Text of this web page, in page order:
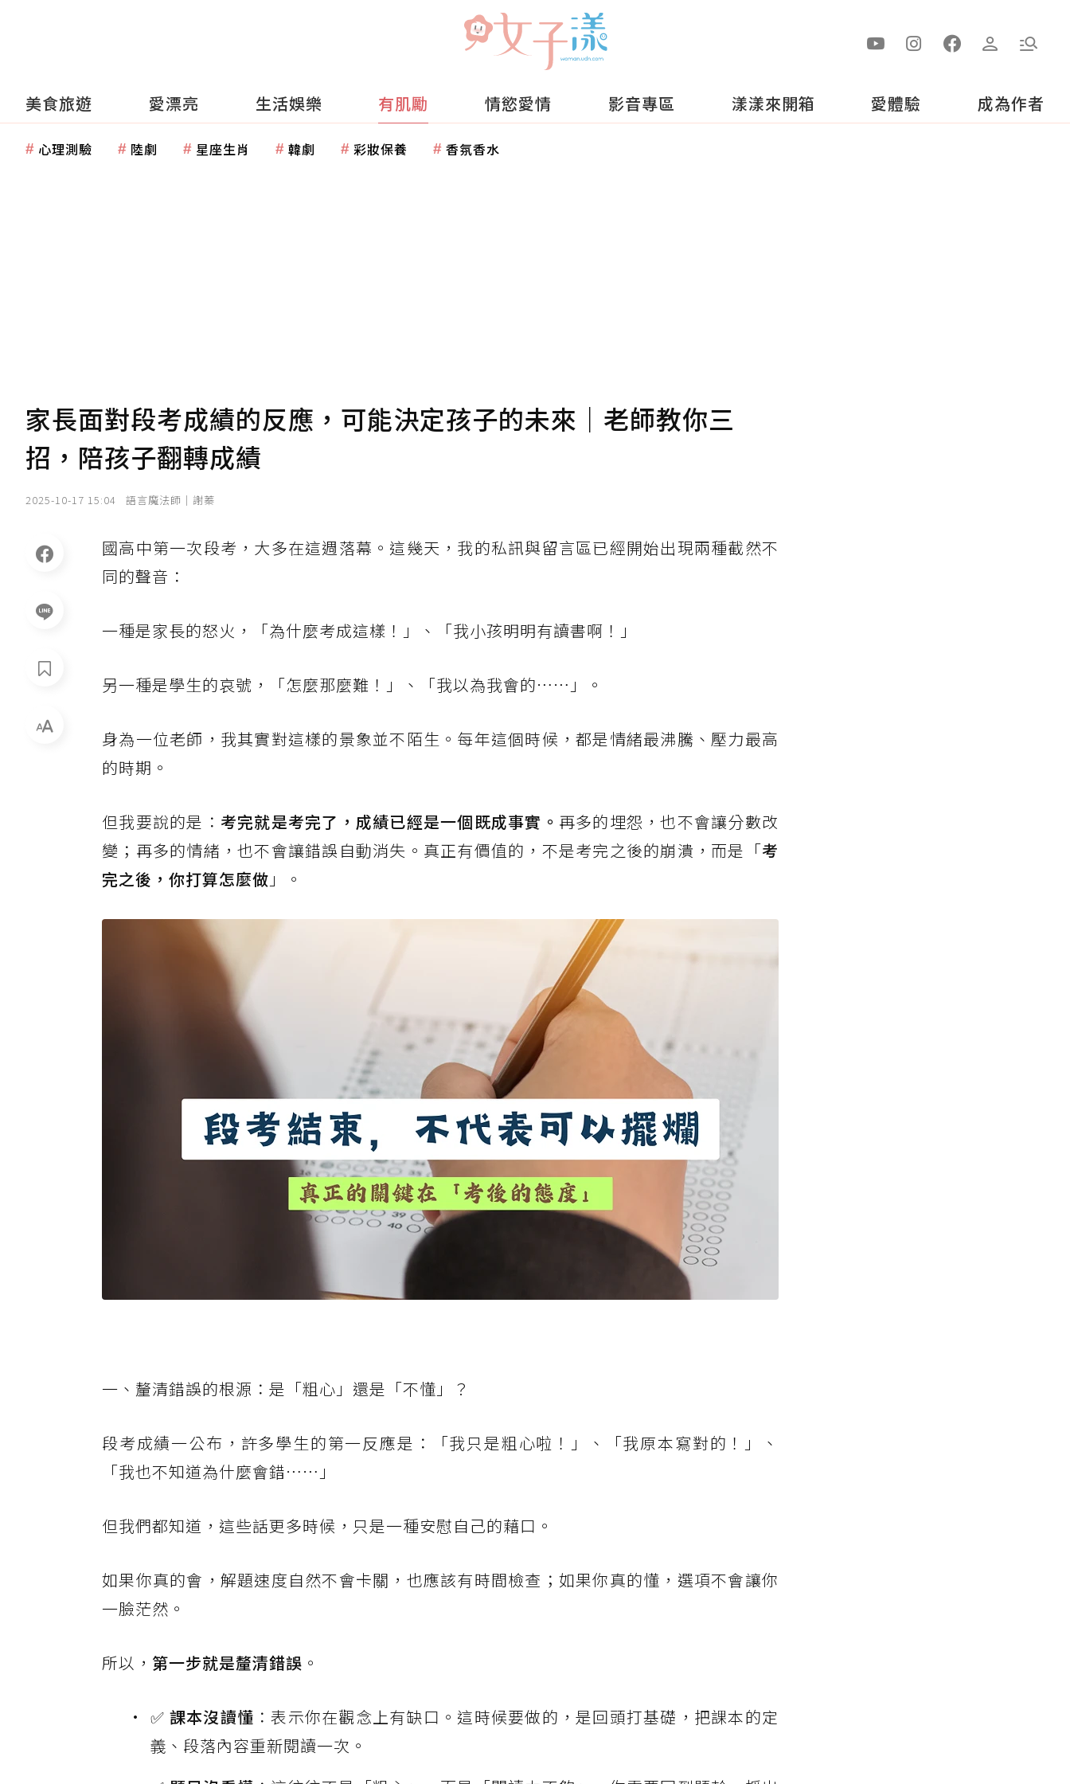
美食旅遊 愛漂亮 生活娛樂 有肌勵 情慾愛情 影音專區 漾漾來開箱 愛體驗 成為作者
心理測驗 陸劇 星座生肖 韓劇 彩妝保養 香氛香水
家長面對段考成績的反應，可能決定孩子的未來｜老師教你三
招，陪孩子翻轉成績
2025-10-17 15:04 語言魔法師｜謝蓁
國高中第一次段考，大多在這週落幕。這幾天，我的私訊與留言區已經開始出現兩種截然不
同的聲音：
一種是家長的怒火，「為什麼考成這樣！」、「我小孩明明有讀書啊！」
另一種是學生的哀號，「怎麼那麼難！」、「我以為我會的⋯⋯」。
身為一位老師，我其實對這樣的景象並不陌生。每年這個時候，都是情緒最沸騰、壓力最高
的時期。
但我要說的是： 考完就是考完了，成績已經是一個既成事實。 再多的埋怨，也不會讓分數改
變；再多的情緒，也不會讓錯誤自動消失。真正有價值的，不是考完之後的崩潰，而是「考
完之後，你打算怎麼做 」。
一、釐清錯誤的根源：是「粗心」還是「不懂」？
段考成績一公布，許多學生的第一反應是：「我只是粗心啦！」、「我原本寫對的！」、
「我也不知道為什麼會錯⋯⋯」
但我們都知道，這些話更多時候，只是一種安慰自己的藉口。
如果你真的會，解題速度自然不會卡關，也應該有時間檢查；如果你真的懂，選項不會讓你
一臉茫然。
所以， 第一步就是釐清錯誤 。
✅ 課本沒讀懂 ：表示你在觀念上有缺口。這時候要做的，是回頭打基礎，把課本的定
義、段落內容重新閱讀一次。